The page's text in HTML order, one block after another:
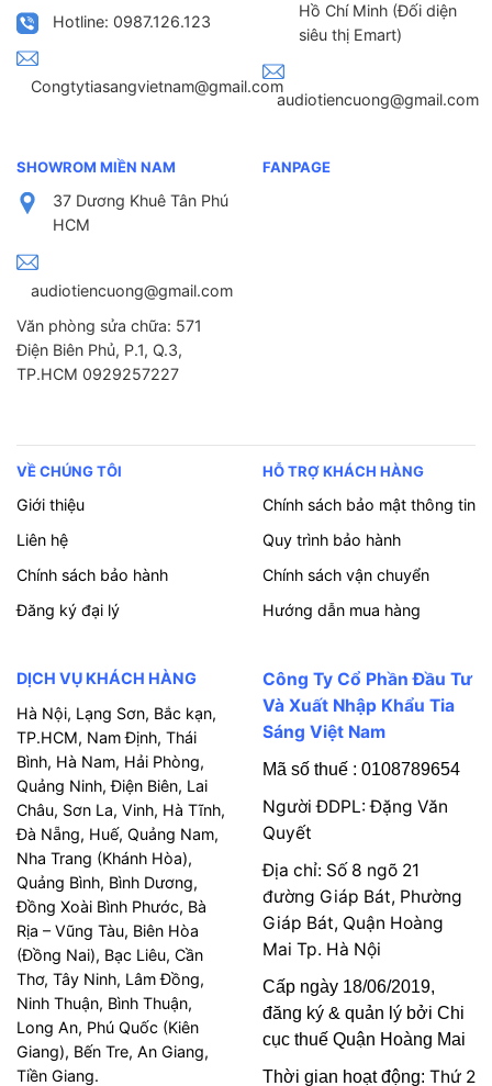
Hotline: 0987.126.123
Congtytiasangvietnam@gmail.com
Hồ Chí Minh (Đối diện
siêu thị Emart)
audiotiencuong@gmail.com
SHOWROM MIỀN NAM
37 Dương Khuê Tân Phú
HCM
audiotiencuong@gmail.com
Văn phòng sửa chữa: 571
Điện Biên Phủ, P.1, Q.3,
TP.HCM 0929257227
FANPAGE
VỀ CHÚNG TÔI
Giới thiệu
Liên hệ
Chính sách bảo hành
Đăng ký đại lý
HỖ TRỢ KHÁCH HÀNG
Chính sách bảo mật thông tin
Quy trình bảo hành
Chính sách vận chuyển
Hướng dẫn mua hàng
DỊCH VỤ KHÁCH HÀNG
Hà Nội, Lạng Sơn, Bắc kạn,
TP.HCM, Nam Định, Thái
Bình, Hà Nam, Hải Phòng,
Quảng Ninh, Điện Biên, Lai
Châu, Sơn La, Vinh, Hà Tĩnh,
Đà Nẵng, Huế, Quảng Nam,
Nha Trang (Khánh Hòa),
Quảng Bình, Bình Dương,
Đồng Xoài Bình Phước, Bà
Rịa – Vũng Tàu, Biên Hòa
(Đồng Nai), Bạc Liêu, Cần
Thơ, Tây Ninh, Lâm Đồng,
Ninh Thuận, Bình Thuận,
Long An, Phú Quốc (Kiên
Giang), Bến Tre, An Giang,
Tiền Giang.
Công Ty Cổ Phần Đầu Tư
Và Xuất Nhập Khẩu Tia
Sáng Việt Nam
Mã số thuế : 0108789654
Người ĐDPL: Đặng Văn
Quyết
Địa chỉ: Số 8 ngõ 21
đường Giáp Bát, Phường
Giáp Bát, Quận Hoàng
Mai Tp. Hà Nội
Cấp ngày 18/06/2019,
đăng ký & quản lý bởi Chi
cục thuế Quận Hoàng Mai
Thời gian hoạt động: Thứ 2